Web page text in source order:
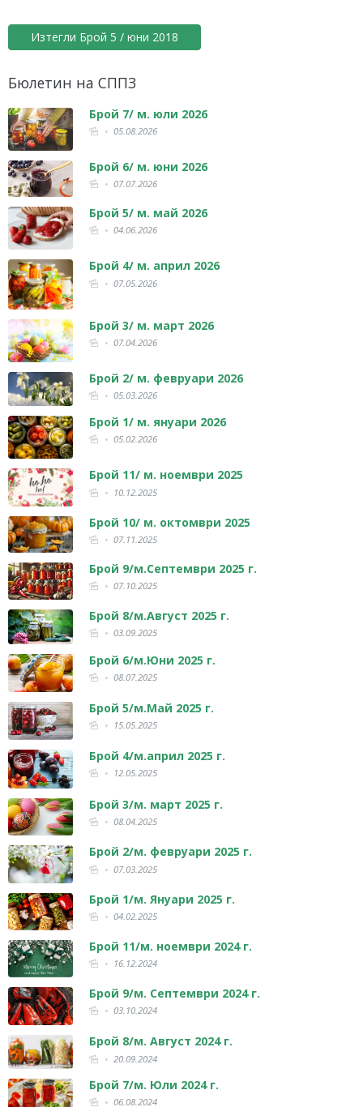
Изтегли Брой 5 / юни 2018
Бюлетин на СППЗ
Брой 7/ м. юли 2026
05.08.2026
Брой 6/ м. юни 2026
07.07.2026
Брой 5/ м. май 2026
04.06.2026
Брой 4/ м. април 2026
07.05.2026
Брой 3/ м. март 2026
07.04.2026
Брой 2/ м. февруари 2026
05.03.2026
Брой 1/ м. януари 2026
05.02.2026
Брой 11/ м. ноември 2025
10.12.2025
Брой 10/ м. октомври 2025
07.11.2025
Брой 9/м.Септември 2025 г.
07.10.2025
Брой 8/м.Август 2025 г.
03.09.2025
Брой 6/м.Юни 2025 г.
08.07.2025
Брой 5/м.Май 2025 г.
15.05.2025
Брой 4/м.април 2025 г.
12.05.2025
Брой 3/м. март 2025 г.
08.04.2025
Брой 2/м. февруари 2025 г.
07.03.2025
Брой 1/м. Януари 2025 г.
04.02.2025
Брой 11/м. ноември 2024 г.
16.12.2024
Брой 9/м. Септември 2024 г.
03.10.2024
Брой 8/м. Август 2024 г.
20.09.2024
Брой 7/м. Юли 2024 г.
06.08.2024